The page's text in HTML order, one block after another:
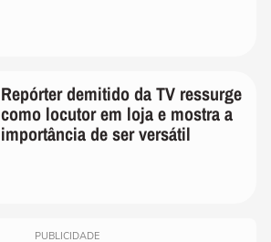
Repórter demitido da TV ressurge
como locutor em loja e mostra a
importância de ser versátil
PUBLICIDADE